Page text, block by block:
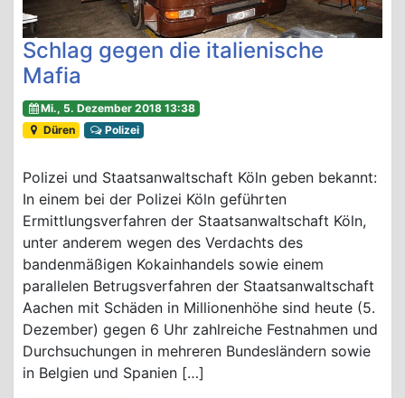
Schlag gegen die italienische
Mafia
Mi., 5. Dezember 2018 13:38
Düren
Polizei
Polizei und Staatsanwaltschaft Köln geben bekannt:
In einem bei der Polizei Köln geführten
Ermittlungsverfahren der Staatsanwaltschaft Köln,
unter anderem wegen des Verdachts des
bandenmäßigen Kokainhandels sowie einem
parallelen Betrugsverfahren der Staatsanwaltschaft
Aachen mit Schäden in Millionenhöhe sind heute (5.
Dezember) gegen 6 Uhr zahlreiche Festnahmen und
Durchsuchungen in mehreren Bundesländern sowie
in Belgien und Spanien […]